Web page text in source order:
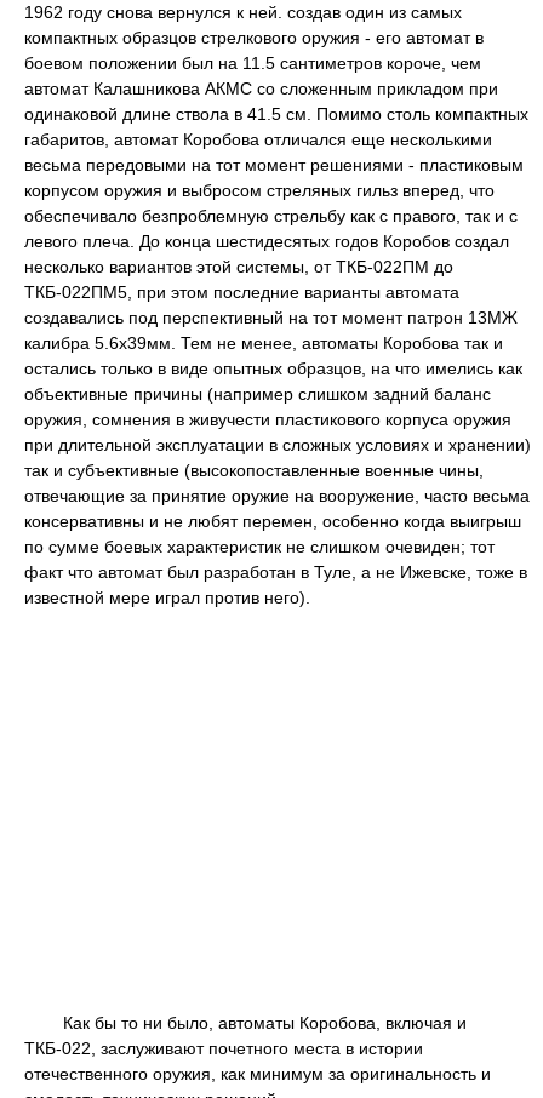
1962 году снова вернулся к ней. создав один из самых
компактных образцов стрелкового оружия - его автомат в
боевом положении был на 11.5 сантиметров короче, чем
автомат Калашникова АКМС со сложенным прикладом при
одинаковой длине ствола в 41.5 см. Помимо столь компактных
габаритов, автомат Коробова отличался еще несколькими
весьма передовыми на тот момент решениями - пластиковым
корпусом оружия и выбросом стреляных гильз вперед, что
обеспечивало безпроблемную стрельбу как с правого, так и с
левого плеча. До конца шестидесятых годов Коробов создал
несколько вариантов этой системы, от ТКБ-022ПМ до
ТКБ-022ПМ5, при этом последние варианты автомата
создавались под перспективный на тот момент патрон 13МЖ
калибра 5.6х39мм. Тем не менее, автоматы Коробова так и
остались только в виде опытных образцов, на что имелись как
объективные причины (например слишком задний баланс
оружия, сомнения в живучести пластикового корпуса оружия
при длительной эксплуатации в сложных условиях и хранении)
так и субъективные (высокопоставленные военные чины,
отвечающие за принятие оружие на вооружение, часто весьма
консервативны и не любят перемен, особенно когда выигрыш
по сумме боевых характеристик не слишком очевиден; тот
факт что автомат был разработан в Туле, а не Ижевске, тоже в
известной мере играл против него).
Как бы то ни было, автоматы Коробова, включая и
ТКБ-022, заслуживают почетного места в истории
отечественного оружия, как минимум за оригинальность и